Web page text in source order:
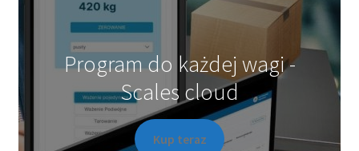
Program do każdej wagi -
Scales cloud
Kup teraz